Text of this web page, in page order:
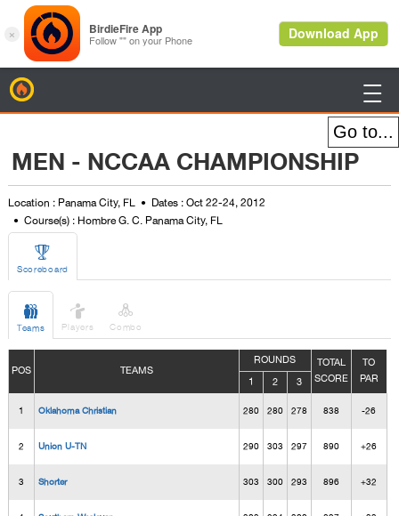

MEN - NCCAA CHAMPIONSHIP
Location : Panama City, FL
Dates : Oct 22-24, 2012
Course(s) : Hombre G. C. Panama City, FL

Scoreboard

Teams

Players

Combo
POS TEAMS
ROUNDS
TOTAL
SCORE
TO
PAR
1 2 3
1 Oklahoma Christian 280 280 278 838 -26
2 Union U-TN 290 303 297 890 +26
3 Shorter 303 300 293 896 +32